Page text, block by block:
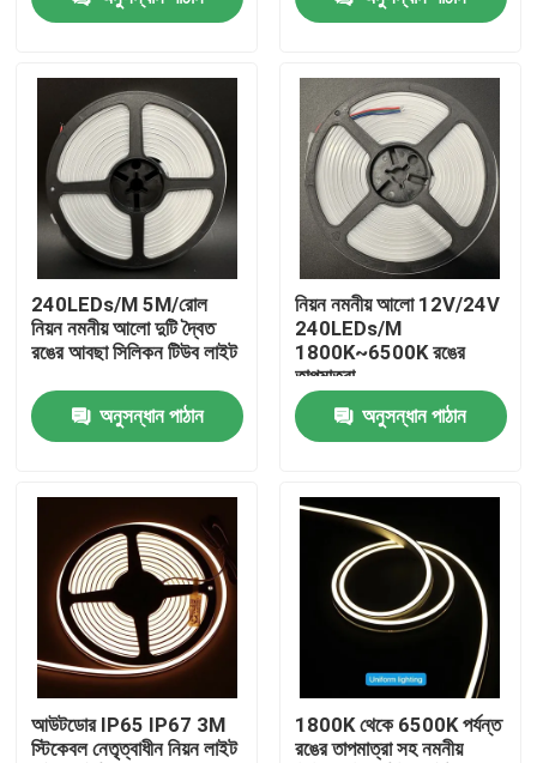
পণ্য
ভিডিও
আমাদের সম্পর্কে
মান নিয়ন্ত্রণ
আমাদের সাথে যোগাযোগ করুন
খবর
উদ্ধৃতির জন্য আবেদন
LED নিয়ন স্ট্রিপ লাইট
240LEDs/M 5M/রোল
নিয়ন নমনীয় আলো দুটি দ্বৈত
রঙের আবছা সিলিকন টিউব লাইট
অনুসন্ধান পাঠান
নিয়ন নমনীয় আলো 12V/24V
240LEDs/M
1800K~6500K রঙের
তাপমাত্রা
অনুসন্ধান পাঠান
আউটডোর IP65 IP67 3M
স্টিকেবল নেতৃত্বাধীন নিয়ন লাইট
1800K থেকে 6500K পর্যন্ত
রঙের তাপমাত্রা সহ নমনীয়